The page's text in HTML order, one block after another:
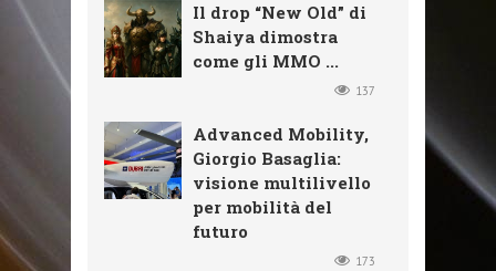
Il drop “New Old” di
Shaiya dimostra
come gli MMO ...
137
Advanced Mobility,
Giorgio Basaglia:
visione multilivello
per mobilità del
futuro
173